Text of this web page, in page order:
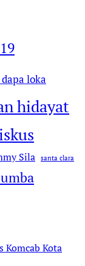
loka
hidayat
Sila santa clara
Komcab Kota